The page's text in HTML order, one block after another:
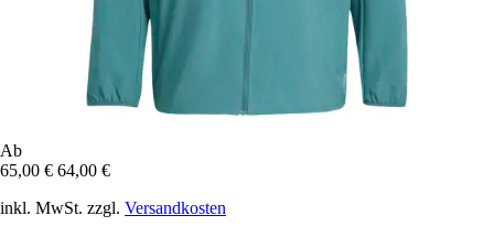
Ab
65,00 € 64,00 €
inkl. MwSt. zzgl. Versandkosten